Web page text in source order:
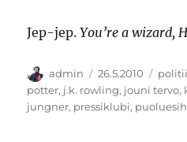
Jep-jep.You’re a wizard,
Kirjoittaja
admin Julkaistu
26.5.2010
potter, j.k. rowling, jouni tervo,
jungner, pressiklubi,